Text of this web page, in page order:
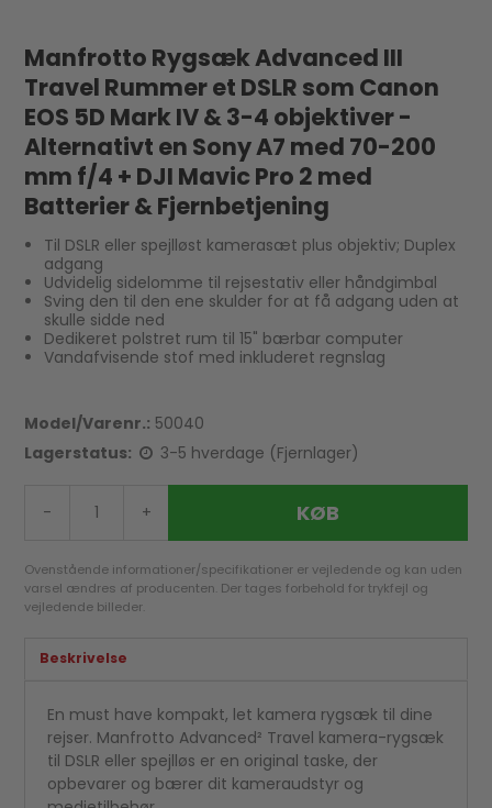
Manfrotto Rygsæk Advanced III
Travel Rummer et DSLR som Canon
EOS 5D Mark IV & 3-4 objektiver -
Alternativt en Sony A7 med 70-200
mm f/4 + DJI Mavic Pro 2 med
Batterier & Fjernbetjening
Til DSLR eller spejlløst kamerasæt plus objektiv; Duplex
adgang
Udvidelig sidelomme til rejsestativ eller håndgimbal
Sving den til den ene skulder for at få adgang uden at
skulle sidde ned
Dedikeret polstret rum til 15" bærbar computer
Vandafvisende stof med inkluderet regnslag
Model/Varenr.: 50040
Lagerstatus:
3-5 hverdage (Fjernlager)
- + KØB
Ovenstående informationer/specifikationer er vejledende og kan uden
varsel ændres af producenten. Der tages forbehold for trykfejl og
vejledende billeder.
Beskrivelse
En must have kompakt, let kamera rygsæk til dine
rejser. Manfrotto Advanced² Travel kamera-rygsæk
til DSLR eller spejlløs er en original taske, der
opbevarer og bærer dit kameraudstyr og